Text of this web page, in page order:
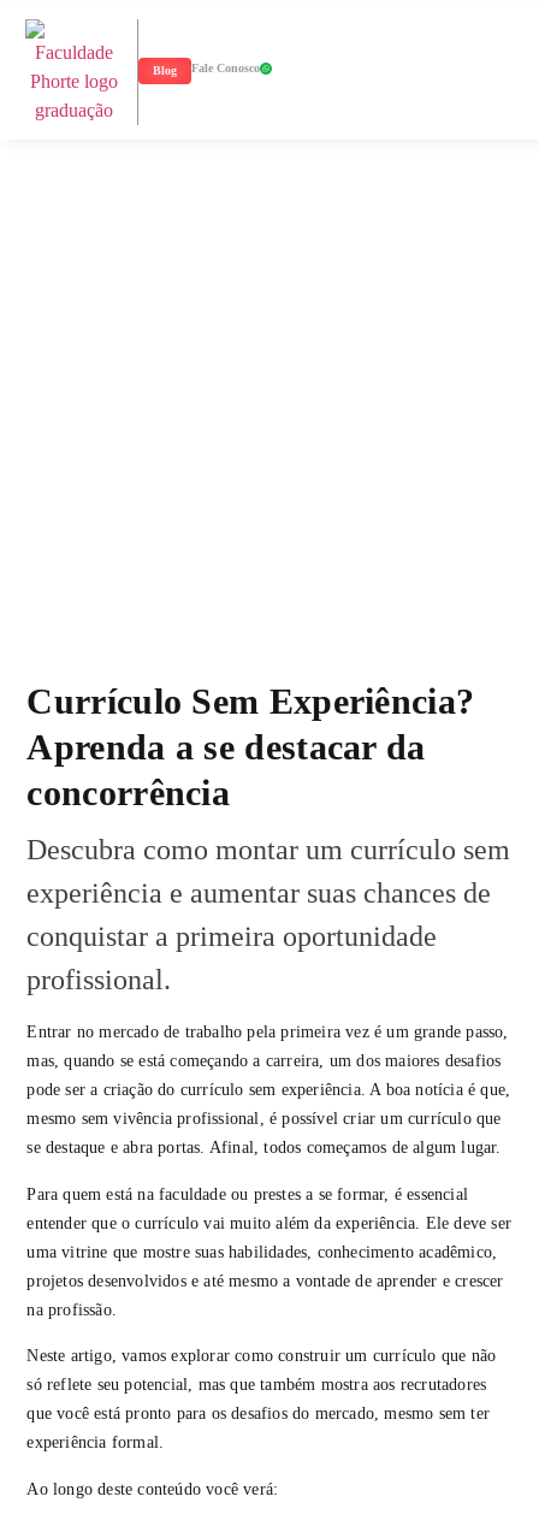
Blog Fale Conosco
Currículo Sem Experiência?
Aprenda a se destacar da
concorrência
Descubra como montar um currículo sem
experiência e aumentar suas chances de
conquistar a primeira oportunidade
profissional.
Entrar no mercado de trabalho pela primeira vez é um grande passo,
mas, quando se está começando a carreira, um dos maiores desafios
pode ser a criação do currículo sem experiência. A boa notícia é que,
mesmo sem vivência profissional, é possível criar um currículo que
se destaque e abra portas. Afinal, todos começamos de algum lugar.
Para quem está na faculdade ou prestes a se formar, é essencial
entender que o currículo vai muito além da experiência. Ele deve ser
uma vitrine que mostre suas habilidades, conhecimento acadêmico,
projetos desenvolvidos e até mesmo a vontade de aprender e crescer
na profissão.
Neste artigo, vamos explorar como construir um currículo que não
só reflete seu potencial, mas que também mostra aos recrutadores
que você está pronto para os desafios do mercado, mesmo sem ter
experiência formal.
Ao longo deste conteúdo você verá: